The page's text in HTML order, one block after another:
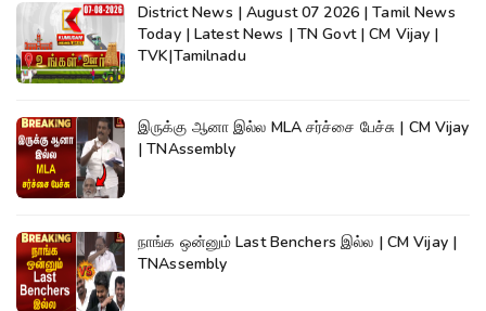
District News | August 07 2026 | Tamil News
Today | Latest News | TN Govt | CM Vijay |
TVK|Tamilnadu
இருக்கு ஆனா இல்ல MLA சர்ச்சை பேச்சு | CM Vijay
| TNAssembly
நாங்க ஒன்னும் Last Benchers இல்ல | CM Vijay |
TNAssembly